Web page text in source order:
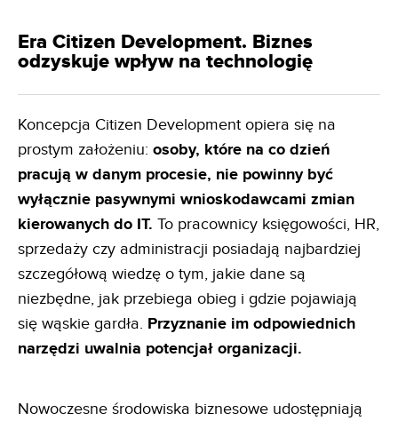
Era Citizen Development. Biznes
odzyskuje wpływ na technologię
Koncepcja Citizen Development opiera się na
prostym założeniu: osoby, które na co dzień
pracują w danym procesie, nie powinny być
wyłącznie pasywnymi wnioskodawcami zmian
kierowanych do IT. To pracownicy księgowości, HR,
sprzedaży czy administracji posiadają najbardziej
szczegółową wiedzę o tym, jakie dane są
niezbędne, jak przebiega obieg i gdzie pojawiają
się wąskie gardła. Przyznanie im odpowiednich
narzędzi uwalnia potencjał organizacji.
Nowoczesne środowiska biznesowe udostępniają